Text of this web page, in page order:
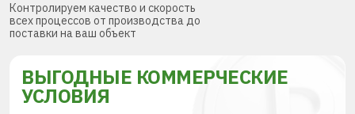
Контролируем качество и скорость
всех процессов от производства до
поставки на ваш объект
ВЫГОДНЫЕ КОММЕРЧЕСКИЕ
УСЛОВИЯ